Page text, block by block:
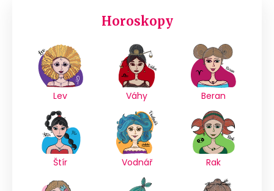
Horoskopy
Lev Váhy Beran
Štír Vodnář Rak